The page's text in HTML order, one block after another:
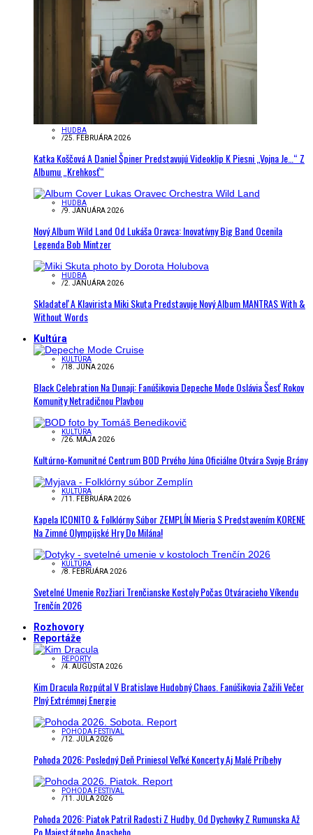
HUDBA
/25. FEBRUÁRA 2026
Katka Koščová A Daniel Špiner Predstavujú Videoklip K Piesni „Vojna Je…“ Z
Albumu „Krehkosť“
HUDBA
/9. JANUÁRA 2026
Nový Album Wild Land Od Lukáša Oravca: Inovatívny Big Band Ocenila
Legenda Bob Mintzer
HUDBA
/2. JANUÁRA 2026
Skladateľ A Klavirista Miki Skuta Predstavuje Nový Album MANTRAS With &
Without Words
Kultúra
KULTÚRA
/18. JÚNA 2026
Black Celebration Na Dunaji: Fanúšikovia Depeche Mode Oslávia Šesť Rokov
Komunity Netradičnou Plavbou
KULTÚRA
/26. MÁJA 2026
Kultúrno-Komunitné Centrum BOD Prvého Júna Oficiálne Otvára Svoje Brány
KULTÚRA
/11. FEBRUÁRA 2026
Kapela ICONITO & Folklórny Súbor ZEMPLÍN Mieria S Predstavením KORENE
Na Zimné Olympijské Hry Do Milána!
KULTÚRA
/8. FEBRUÁRA 2026
Svetelné Umenie Rozžiari Trenčianske Kostoly Počas Otváracieho Víkendu
Trenčín 2026
Rozhovory
Reportáže
REPORTY
/4. AUGUSTA 2026
Kim Dracula Rozpútal V Bratislave Hudobný Chaos. Fanúšikovia Zažili Večer
Plný Extrémnej Energie
POHODA FESTIVAL
/12. JÚLA 2026
Pohoda 2026: Posledný Deň Priniesol Veľké Koncerty Aj Malé Príbehy
POHODA FESTIVAL
/11. JÚLA 2026
Pohoda 2026: Piatok Patril Radosti Z Hudby. Od Dychovky Z Rumunska Až
Po Majestátneho Apasheho